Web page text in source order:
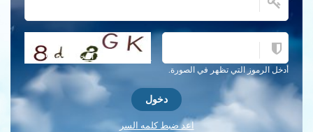
أدخل الرموز التي تظهر في الصورة.
احصل على كلمة التحقق جديدة!
اعد ضبط كلمه السر